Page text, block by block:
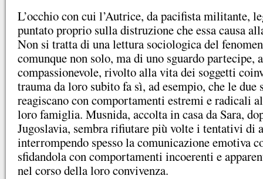
L’occhio con cui l’Autrice, da pacifista militante,
puntato proprio sulla distruzione che essa causa
Non si tratta di una lettura sociologica del
comunque non solo, ma di uno sguardo partecipe,
compassionevole, rivolto alla vita dei soggetti
trauma da loro subito fa sì, ad esempio, che le due
reagiscano con comportamenti estremi e radicali
loro famiglia. Musnida, accolta in casa da Sara,
Jugoslavia, sembra rifiutare più volte i tentativi di
interrompendo spesso la comunicazione emotiva
sfidandola con comportamenti incoerenti e
nel corso della loro convivenza.